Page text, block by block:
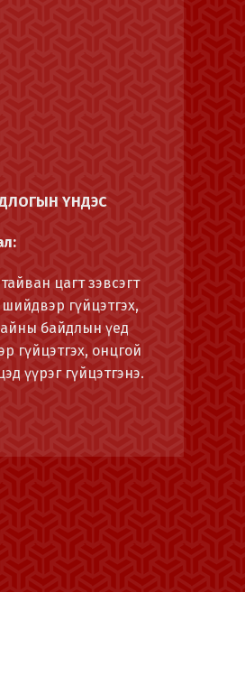
ҮНДЭС
цагт зэвсэгт
гүйцэтгэх,
байдлын үед
гүйцэтгэх, онцгой
үүрэг гүйцэтгэнэ.